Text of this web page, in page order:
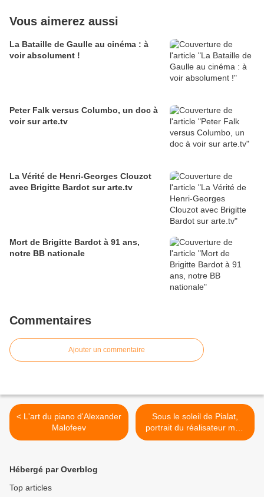
Vous aimerez aussi
La Bataille de Gaulle au cinéma : à
voir absolument !
Peter Falk versus Columbo, un doc à
voir sur arte.tv
La Vérité de Henri-Georges Clouzot
avec Brigitte Bardot sur arte.tv
Mort de Brigitte Bardot à 91 ans,
notre BB nationale
Commentaires
Ajouter un commentaire
< L'art du piano d'Alexander
Malofeev
Sous le soleil de Pialat,
portrait du réalisateur mal-
aimé du cinéma français >
Hébergé par Overblog
Top articles